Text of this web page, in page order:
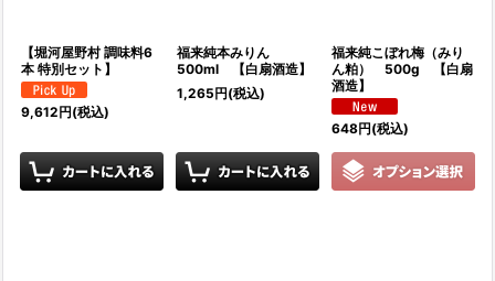
【堀河屋野村 調味料6
本 特別セット】
9,612円(税込)
福来純本みりん
500ml 【白扇酒造】
1,265円(税込)
福来純こぼれ梅（みり
ん粕） 500g 【白扇
酒造】
648円(税込)